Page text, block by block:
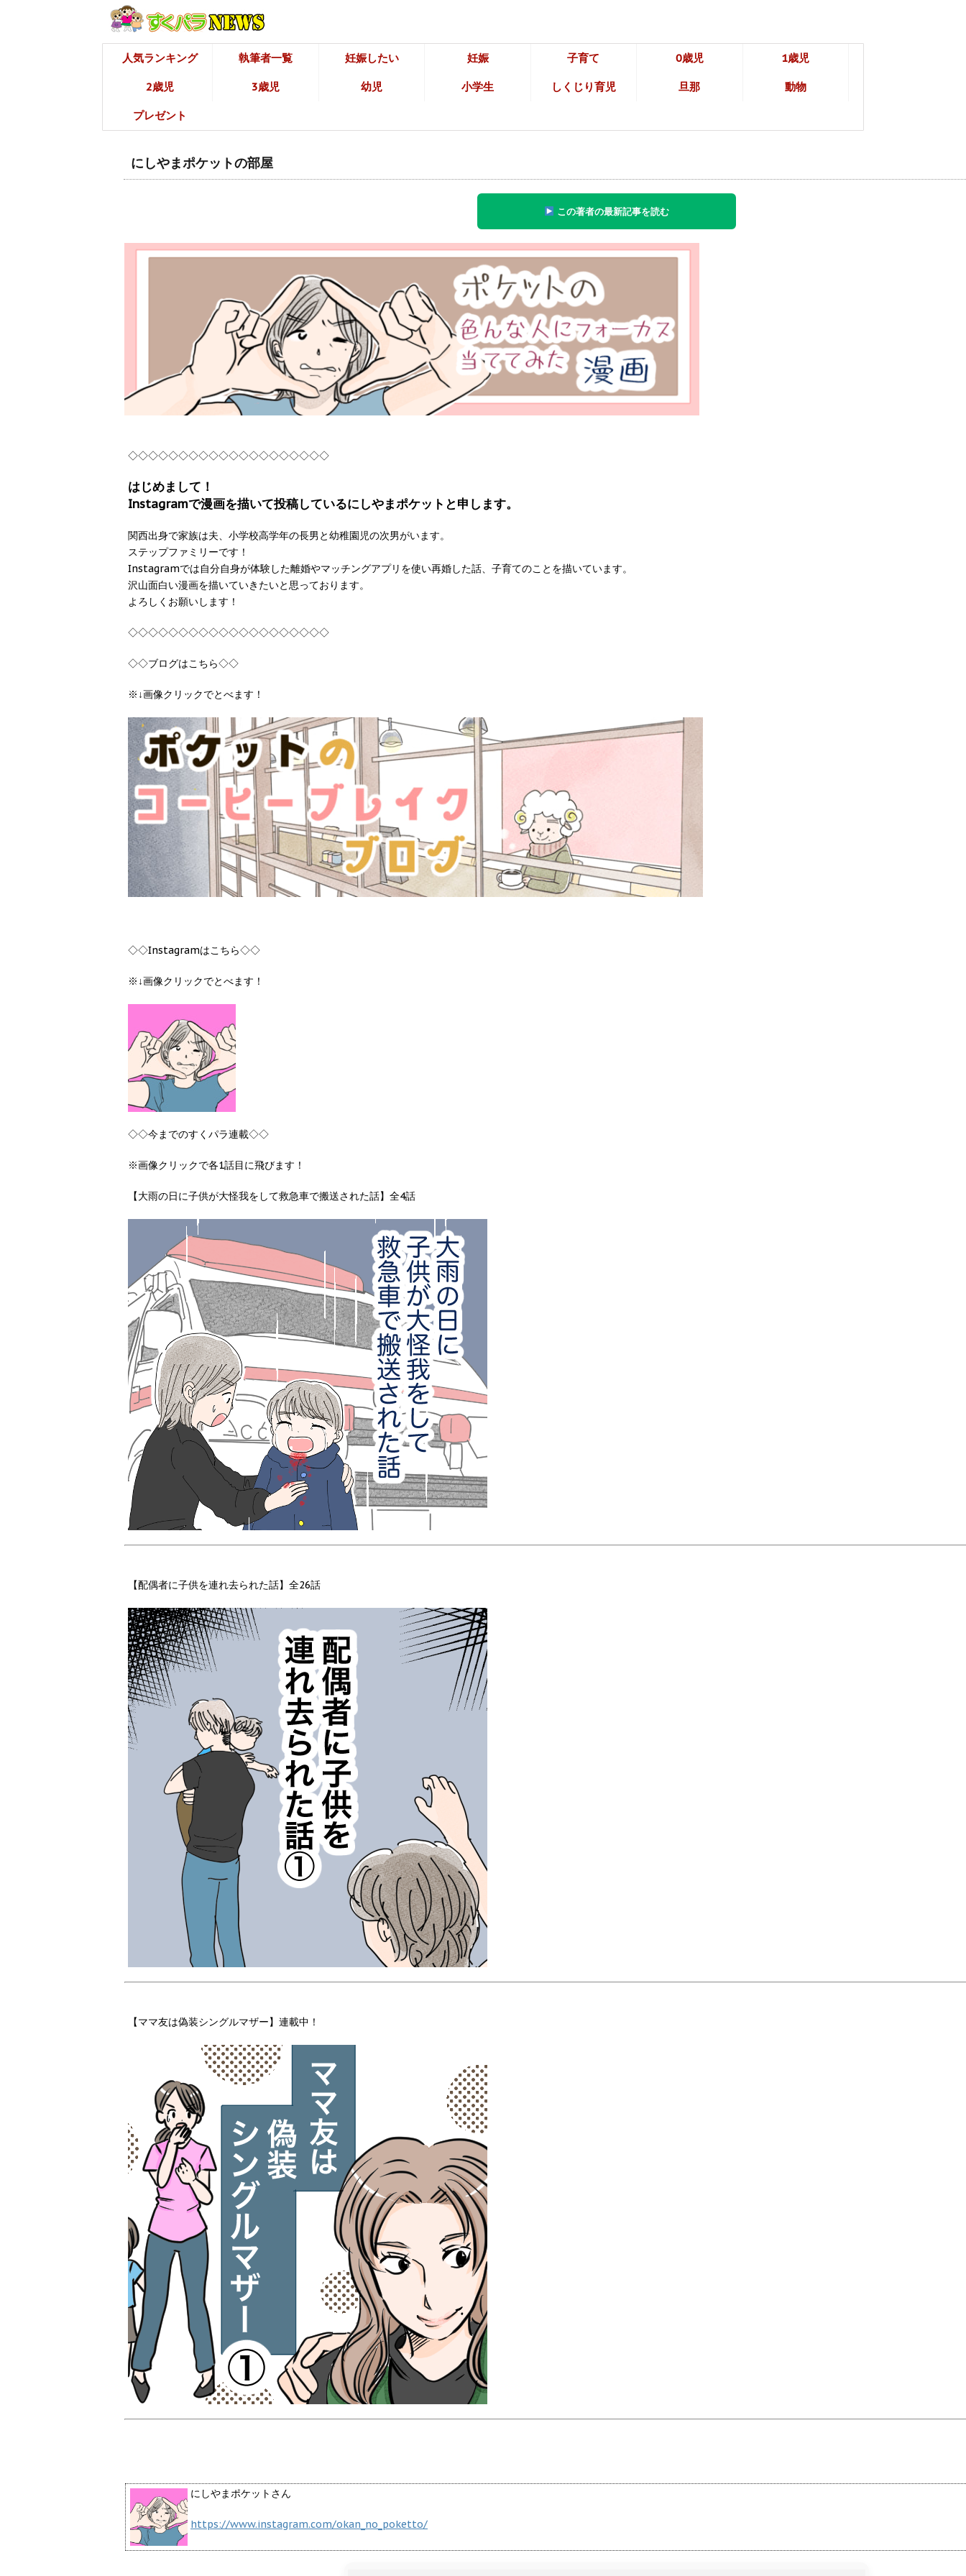
人気ランキング 執筆者一覧 妊娠したい 妊娠 子育て 0歳児 1歳児
2歳児 3歳児 幼児 小学生 しくじり育児 旦那 動物
プレゼント
にしやまポケットの部屋
この著者の最新記事を読む
◇◇◇◇◇◇◇◇◇◇◇◇◇◇◇◇◇◇◇◇
はじめまして！
Instagramで漫画を描いて投稿しているにしやまポケットと申します。
関西出身で家族は夫、小学校高学年の長男と幼稚園児の次男がいます。
ステップファミリーです！
Instagramでは自分自身が体験した離婚やマッチングアプリを使い再婚した話、子育てのことを描いています。
沢山面白い漫画を描いていきたいと思っております。
よろしくお願いします！
◇◇◇◇◇◇◇◇◇◇◇◇◇◇◇◇◇◇◇◇
◇◇ブログはこちら◇◇
※↓画像クリックでとべます！
◇◇Instagramはこちら◇◇
※↓画像クリックでとべます！
◇◇今までのすくパラ連載◇◇
※画像クリックで各1話目に飛びます！
【大雨の日に子供が大怪我をして救急車で搬送された話】全4話
【配偶者に子供を連れ去られた話】全26話
【ママ友は偽装シングルマザー】連載中！
にしやまポケットさん
https://www.instagram.com/okan_no_poketto/